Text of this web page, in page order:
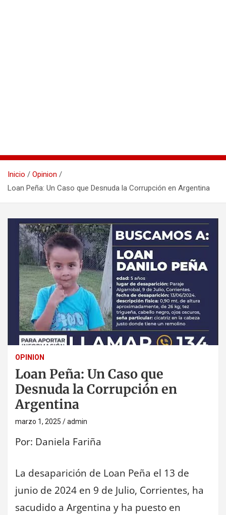
Inicio
Opinion
Loan Peña: Un Caso que Desnuda la Corrupción en Argentina
OPINION
Loan Peña: Un Caso que
Desnuda la Corrupción en
Argentina
marzo 1, 2025 admin
Por: Daniela Fariña
La desaparición de Loan Peña el 13 de
junio de 2024 en 9 de Julio, Corrientes, ha
sacudido a Argentina y ha puesto en